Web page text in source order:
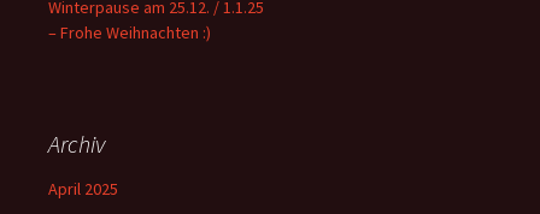
Winterpause am 25.12. / 1.1.25
– Frohe Weihnachten :)
Archiv
April 2025